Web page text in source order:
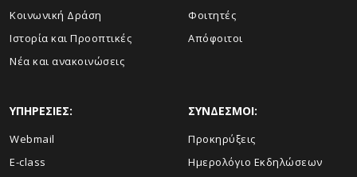
Κοινωνική Δράση
Ιστορία και Προοπτικές
Νέα και ανακοινώσεις
Φοιτητές
Απόφοιτοι
ΥΠΗΡΕΣΙΕΣ:
Webmail
E-class
ΣΥΝΔΕΣΜΟΙ:
Προκηρύξεις
Ημερολόγιο Εκδηλώσεων